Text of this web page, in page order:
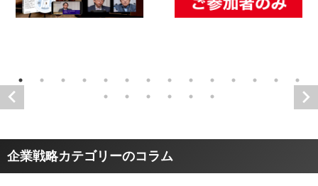
企業戦略カテゴリーのコラム